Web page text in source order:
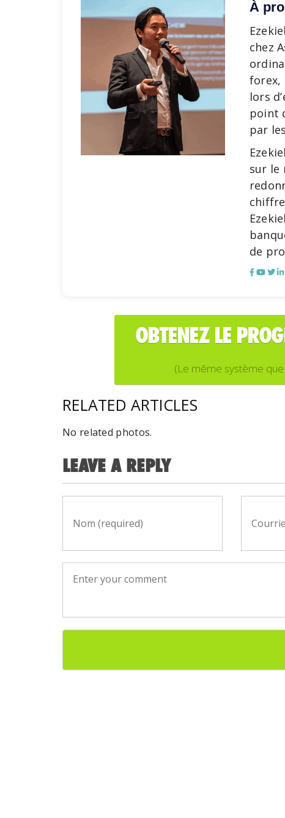
À
chez
forex,
lors
point
par
sur le
de
OBTENEZ LE
(Le même système
RELATED ARTICLES
No related photos.
LEAVE A REPLY